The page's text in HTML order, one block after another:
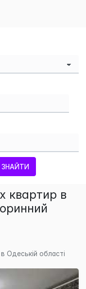
ЗНАЙТИ
квартир в
Одеській області